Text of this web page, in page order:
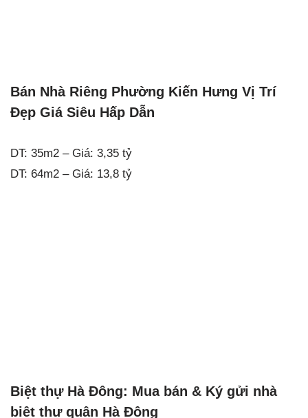
Bán Nhà Riêng Phường Kiến Hưng Vị Trí
Đẹp Giá Siêu Hấp Dẫn
DT: 35m2 – Giá: 3,35 tỷ
DT: 64m2 – Giá: 13,8 tỷ
Biệt thự Hà Đông: Mua bán & Ký gửi nhà
biệt thự quận Hà Đông